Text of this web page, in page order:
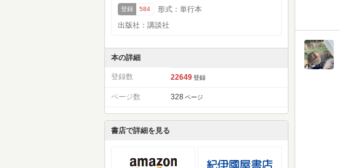
登録 584
形式：単行本
出版社：講談社
本の詳細
登録数 22649 登録
ページ数 328 ページ
書店で詳細を見る